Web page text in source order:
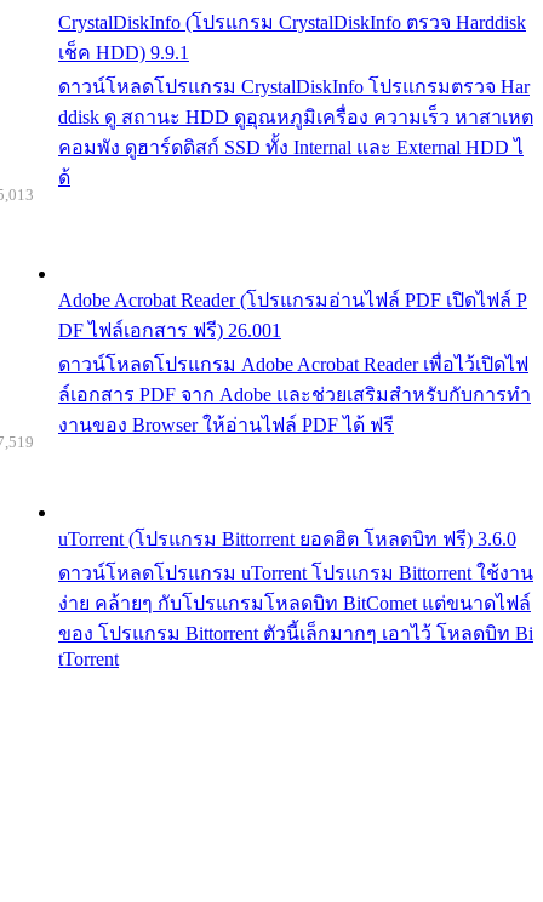
CrystalDiskInfo (โปรแกรม CrystalDiskInfo ตรวจ Harddisk
เช็ค HDD) 9.9.1
ดาวน์โหลดโปรแกรม CrystalDiskInfo โปรแกรมตรวจ Har
ddisk ดู สถานะ HDD ดูอุณหภูมิเครื่อง ความเร็ว หาสาเหต
คอมพัง ดูฮาร์ดดิสก์ SSD ทั้ง Internal และ External HDD ไ
ด้
Adobe Acrobat Reader (โปรแกรมอ่านไฟล์ PDF เปิดไฟล์ P
DF ไฟล์เอกสาร ฟรี) 26.001
ดาวน์โหลดโปรแกรม Adobe Acrobat Reader เพื่อไว้เปิดไฟ
ล์เอกสาร PDF จาก Adobe และช่วยเสริมสำหรับกับการทำ
งานของ Browser ให้อ่านไฟล์ PDF ได้ ฟรี
uTorrent (โปรแกรม Bittorrent ยอดฮิต โหลดบิท ฟรี) 3.6.0
ดาวน์โหลดโปรแกรม uTorrent โปรแกรม Bittorrent ใช้งาน
ง่าย คล้ายๆ กับโปรแกรมโหลดบิท BitComet แต่ขนาดไฟล์
ของ โปรแกรม Bittorrent ตัวนี้เล็กมากๆ เอาไว้ โหลดบิท Bi
tTorrent